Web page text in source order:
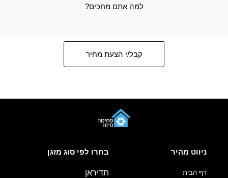
למה אתם מחכים?
קבל/י הצעת מחיר
ניווט מהיר
דף הבית
בחרו לפי סוג מזגן
תדיראן